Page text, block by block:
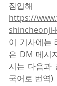
https://
이 기사에는
은 DM 메시
시는 다음과
국어로 번역)